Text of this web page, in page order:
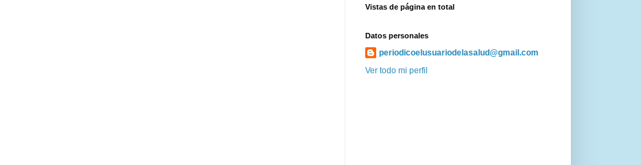
Vistas de página en total
Datos personales
periodicoelusuariodelasalud@gmail.com
Ver todo mi perfil